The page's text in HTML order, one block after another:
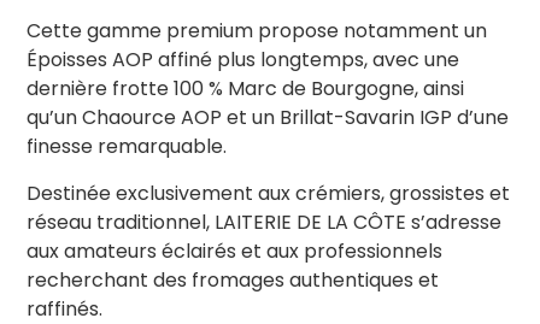
Cette gamme premium propose notamment un
Époisses AOP affiné plus longtemps, avec une
dernière frotte 100 % Marc de Bourgogne, ainsi
qu’un Chaource AOP et un Brillat-Savarin IGP d’une
finesse remarquable.
Destinée exclusivement aux crémiers, grossistes et
réseau traditionnel, LAITERIE DE LA CÔTE s’adresse
aux amateurs éclairés et aux professionnels
recherchant des fromages authentiques et
raffinés.